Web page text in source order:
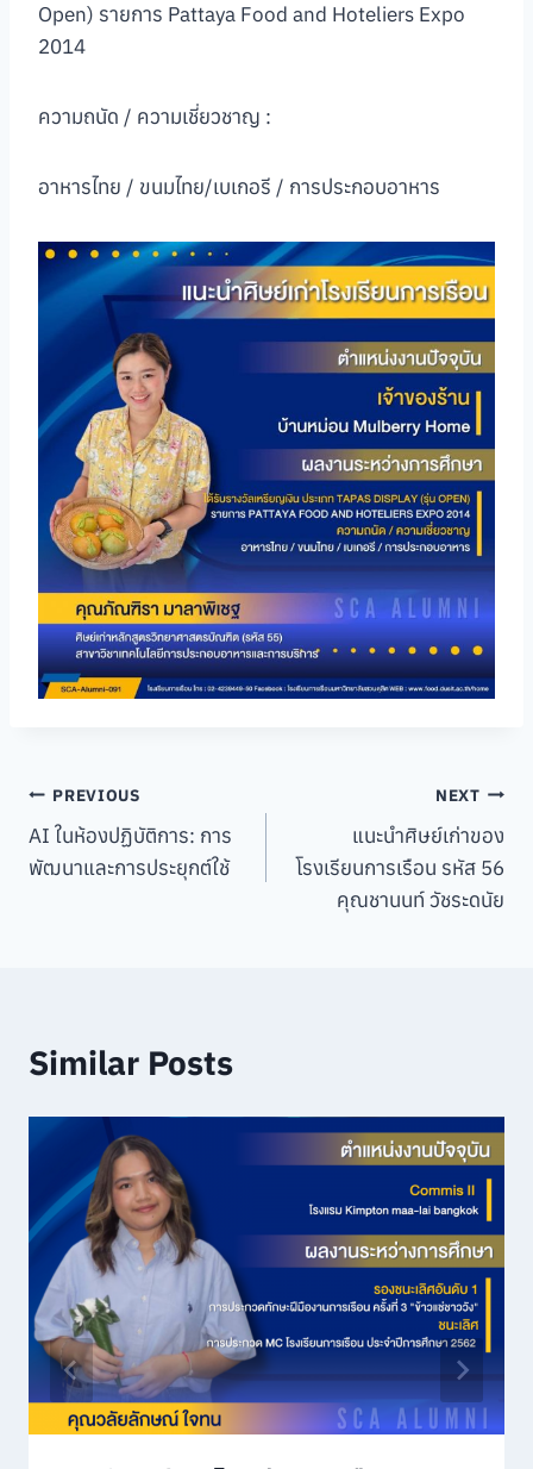
Open) รายการ Pattaya Food and Hoteliers Expo
2014
ความถนัด / ความเชี่ยวชาญ :
อาหารไทย / ขนมไทย/เบเกอรี / การประกอบอาหาร
Post
navigation
PREVIOUS
AI ในห้องปฏิบัติการ: การ
พัฒนาและการประยุกต์ใช้
NEXT
แนะนำศิษย์เก่าของ
โรงเรียนการเรือน รหัส 56
คุณชานนท์ วัชระดนัย
Similar Posts